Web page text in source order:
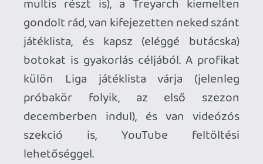
ssj4vegita 2012.12.02 22:20:16 #011bu
Nem tűnik fel, hogy magadat járatod le?
😉 Nézz már körül, ennek most mi
értelme? Menj inkább nyomd azt az isteni
QTE játékot. 😃
kompedli 2012.11.28 09:31:52
kompedli #011bt
Épp eleget tudok róla hogy úgy ítéljem
meg, ahogy.
Pont te vagy aki látatlanban ítélsz meg
engem, mert ha le merem szólni akkor egy